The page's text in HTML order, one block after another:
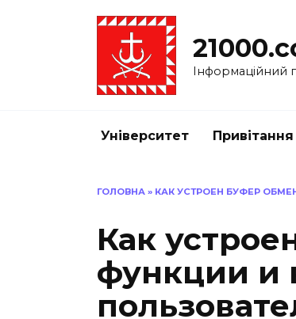
Інформаційний
Університет Привітання
ГОЛОВНА » КАК УСТРОЕН БУФЕР
Как
функции и